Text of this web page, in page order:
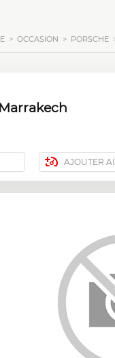
> OCCASION > PORSCHE
AJOUTER